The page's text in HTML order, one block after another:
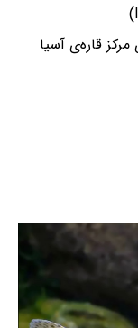
قاره‌ی آسیا